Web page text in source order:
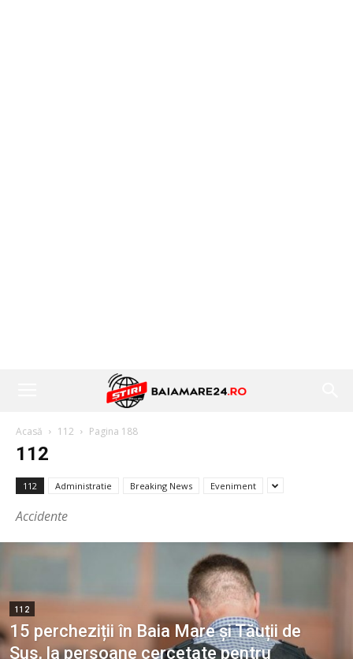
Acasă 112 Pagina 188
112
112 Administratie Breaking News Eveniment
Accidente
112
15 percheziții în Baia Mare și Tăuții de
Sus, la persoane cercetate pentru